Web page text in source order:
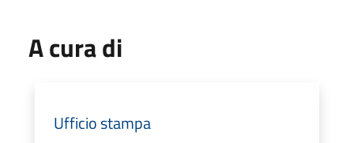
A cura di
Ufficio stampa